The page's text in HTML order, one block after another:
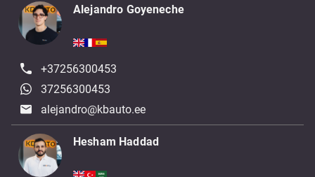
Alejandro Goyeneche
+37256300453
37256300453
alejandro@kbauto.ee
Hesham Haddad